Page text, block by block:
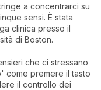
a concentrarci su
sensi. È stata
clinica presso il
di Boston.
che ci stressano
come premere il tasto
il controllo dei